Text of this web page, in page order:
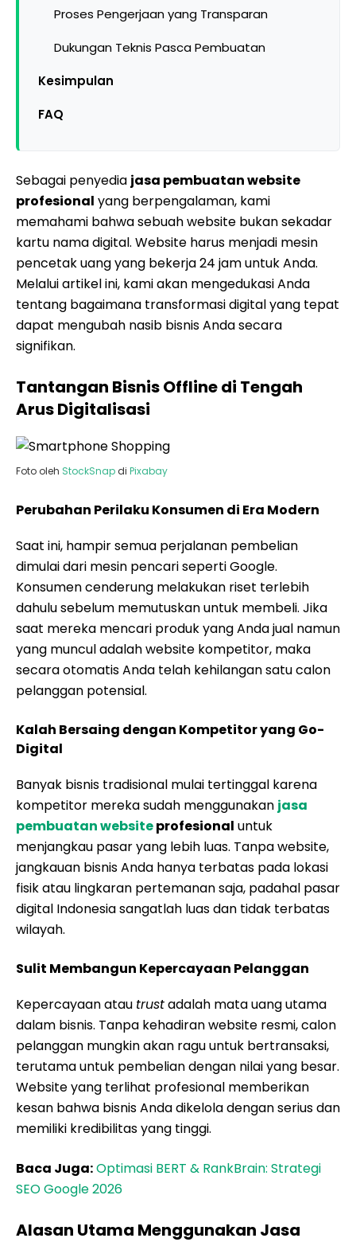
Proses Pengerjaan yang Transparan
Dukungan Teknis Pasca Pembuatan
Kesimpulan
FAQ
Sebagai penyedia jasa pembuatan website
profesional yang berpengalaman, kami
memahami bahwa sebuah website bukan sekadar
kartu nama digital. Website harus menjadi mesin
pencetak uang yang bekerja 24 jam untuk Anda.
Melalui artikel ini, kami akan mengedukasi Anda
tentang bagaimana transformasi digital yang tepat
dapat mengubah nasib bisnis Anda secara
signifikan.
Tantangan Bisnis Offline di Tengah
Arus Digitalisasi
Foto oleh StockSnap di Pixabay
Perubahan Perilaku Konsumen di Era Modern
Saat ini, hampir semua perjalanan pembelian
dimulai dari mesin pencari seperti Google.
Konsumen cenderung melakukan riset terlebih
dahulu sebelum memutuskan untuk membeli. Jika
saat mereka mencari produk yang Anda jual namun
yang muncul adalah website kompetitor, maka
secara otomatis Anda telah kehilangan satu calon
pelanggan potensial.
Kalah Bersaing dengan Kompetitor yang Go-
Digital
Banyak bisnis tradisional mulai tertinggal karena
kompetitor mereka sudah menggunakan jasa
pembuatan websiteprofesional untuk
menjangkau pasar yang lebih luas. Tanpa website,
jangkauan bisnis Anda hanya terbatas pada lokasi
fisik atau lingkaran pertemanan saja, padahal pasar
digital Indonesia sangatlah luas dan tidak terbatas
wilayah.
Sulit Membangun Kepercayaan Pelanggan
Kepercayaan atau trustadalah mata uang utama
dalam bisnis. Tanpa kehadiran website resmi, calon
pelanggan mungkin akan ragu untuk bertransaksi,
terutama untuk pembelian dengan nilai yang besar.
Website yang terlihat profesional memberikan
kesan bahwa bisnis Anda dikelola dengan serius dan
memiliki kredibilitas yang tinggi.
Baca Juga:Optimasi BERT & RankBrain: Strategi
SEO Google 2026
Alasan Utama Menggunakan Jasa